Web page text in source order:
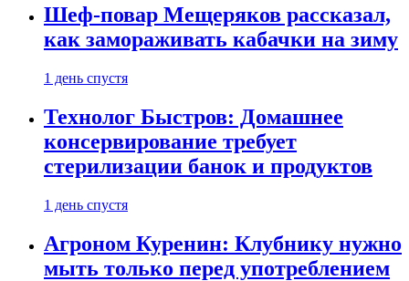
Шеф-повар Мещеряков рассказал,
как замораживать кабачки на зиму
1 день спустя
Технолог Быстров: Домашнее
консервирование требует
стерилизации банок и продуктов
1 день спустя
Агроном Куренин: Клубнику нужно
мыть только перед употреблением